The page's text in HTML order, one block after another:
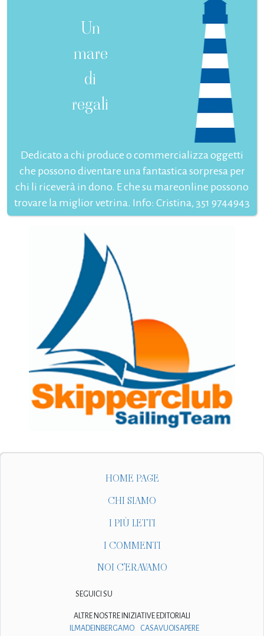
Un
mare
di
regali
Dedicato a chi produce o commercializza oggetti
che possono diventare una fantastica sorpresa per
chi li riceverà in dono. E che su mareonline possono
trovare la miglior vetrina. Info: Cristina, 351 9744943
HOME PAGE
CHI SIAMO
I PIÙ LETTI
I COMMENTI
NOI C'ERAVAMO
SEGUICI SU
ALTRE NOSTRE INIZIATIVE EDITORIALI
ILMADEINBERGAMO
CASAVUOISAPERE